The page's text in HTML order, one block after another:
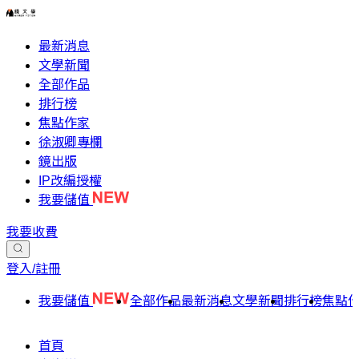
最新消息
文學新聞
全部作品
排行榜
焦點作家
徐淑卿專欄
鏡出版
IP改編授權
我要儲值
我要收費
登入/註冊
我要儲值 全部作品最新消息文學新聞排行榜焦點
首頁